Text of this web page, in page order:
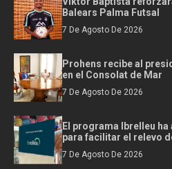
Balears Palma Futsal
7 De Agosto De 2026
Prohens recibe al
en el Consolat de Mar
7 De Agosto De 2026
El programa Ibrelleu
para facilitar el relevo
7 De Agosto De 2026